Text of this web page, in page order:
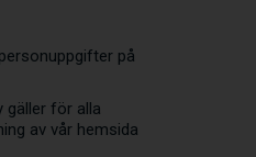
på
gäller för alla
av vår hemsida